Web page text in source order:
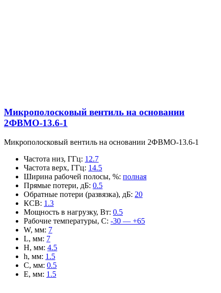
Микрополосковый вентиль на основании
2ФВМO-13.6-1
Микрополосковый вентиль на основании 2ФВМO-13.6-1
Частота низ, ГГц: 12.7
Частота верх, ГГц: 14.5
Ширина рабочей полосы, %: полная
Прямые потери, дБ: 0.5
Обратные потери (развязка), дБ: 20
КСВ: 1.3
Мощность в нагрузку, Вт: 0.5
Рабочие температуры, С: -30 — +65
W, мм: 7
L, мм: 7
H, мм: 4.5
h, мм: 1.5
C, мм: 0.5
E, мм: 1.5